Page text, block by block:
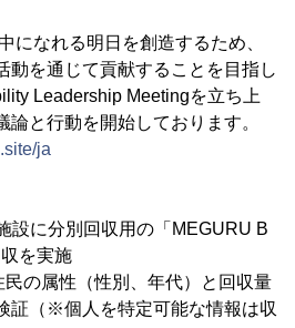
になれる明日を創造するため、
動を通じて貢献することを目指し
Leadership Meetingを立ち上
論と行動を開始しております。
ja
設に分別回収用の「MEGURU B
を実施
の属性（性別、年代）と回収量
証（※個人を特定可能な情報は収